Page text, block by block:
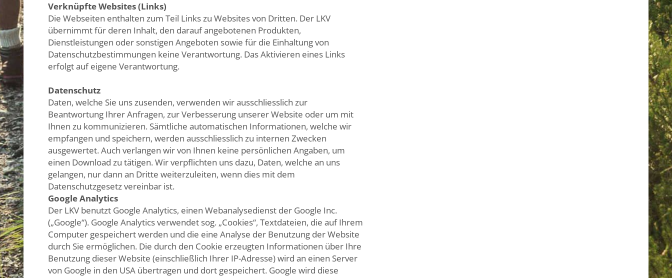
Verknüpfte Websites (Links)
Die Webseiten enthalten zum Teil Links zu Websites von Dritten. Der LKV
übernimmt für deren Inhalt, den darauf angebotenen Produkten,
Dienstleistungen oder sonstigen Angeboten sowie für die Einhaltung von
Datenschutzbestimmungen keine Verantwortung. Das Aktivieren eines Links
erfolgt auf eigene Verantwortung.
Datenschutz
Daten, welche Sie uns zusenden, verwenden wir ausschliesslich zur
Beantwortung Ihrer Anfragen, zur Verbesserung unserer Website oder um mit
Ihnen zu kommunizieren. Sämtliche automatischen Informationen, welche wir
empfangen und speichern, werden ausschliesslich zu internen Zwecken
ausgewertet. Auch verlangen wir von Ihnen keine persönlichen Angaben, um
einen Download zu tätigen. Wir verpflichten uns dazu, Daten, welche an uns
gelangen, nur dann an Dritte weiterzuleiten, wenn dies mit dem
Datenschutzgesetz vereinbar ist.
Google Analytics
Der LKV benutzt Google Analytics, einen Webanalysedienst der Google Inc.
(„Google“). Google Analytics verwendet sog. „Cookies“, Textdateien, die auf Ihrem
Computer gespeichert werden und die eine Analyse der Benutzung der Website
durch Sie ermöglichen. Die durch den Cookie erzeugten Informationen über Ihre
Benutzung dieser Website (einschließlich Ihrer IP-Adresse) wird an einen Server
von Google in den USA übertragen und dort gespeichert. Google wird diese